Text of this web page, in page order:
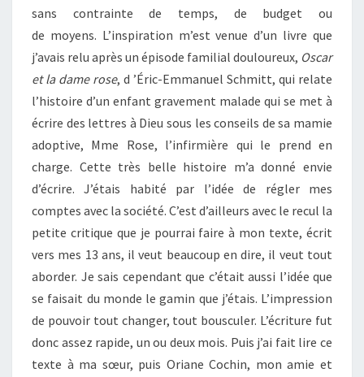
sans contrainte de temps, de budget ou
de moyens. L’inspiration m’est venue d’un livre que
j’avais relu après un épisode familial douloureux, Oscar
et la dame rose, d ’Éric-Emmanuel Schmitt, qui relate
l’histoire d’un enfant gravement malade qui se met à
écrire des lettres à Dieu sous les conseils de sa mamie
adoptive, Mme Rose, l’infirmière qui le prend en
charge. Cette très belle histoire m’a donné envie
d’écrire. J’étais habité par l’idée de régler mes
comptes avec la société. C’est d’ailleurs avec le recul la
petite critique que je pourrai faire à mon texte, écrit
vers mes 13 ans, il veut beaucoup en dire, il veut tout
aborder. Je sais cependant que c’était aussi l’idée que
se faisait du monde le gamin que j’étais. L’impression
de pouvoir tout changer, tout bousculer. L’écriture fut
donc assez rapide, un ou deux mois. Puis j’ai fait lire ce
texte à ma sœur, puis Oriane Cochin, mon amie et